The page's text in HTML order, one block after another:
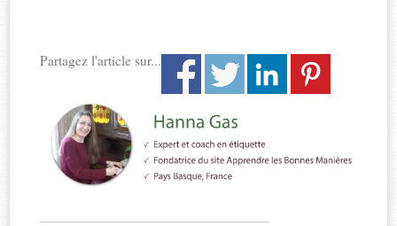
Partagez l'article sur...